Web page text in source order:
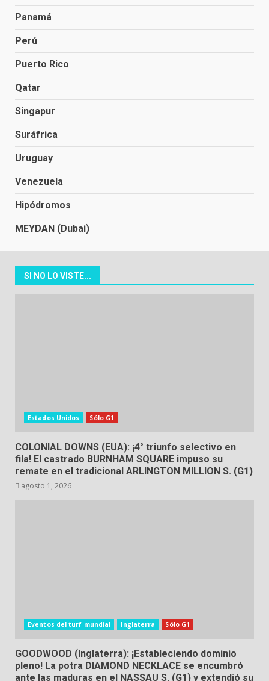
Panamá
Perú
Puerto Rico
Qatar
Singapur
Suráfrica
Uruguay
Venezuela
Hipódromos
MEYDAN (Dubai)
SI NO LO VISTE...
Estados Unidos Sólo G1
COLONIAL DOWNS (EUA): ¡4° triunfo selectivo en
fila! El castrado BURNHAM SQUARE impuso su
remate en el tradicional ARLINGTON MILLION S. (G1)
agosto 1, 2026
Eventos del turf mundial Inglaterra Sólo G1
GOODWOOD (Inglaterra): ¡Estableciendo dominio
pleno! La potra DIAMOND NECKLACE se encumbró
ante las maduras en el NASSAU S. (G1) y extendió su